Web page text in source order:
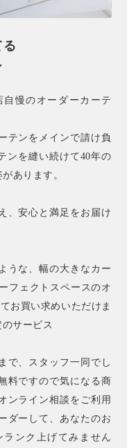
慢のオーダーカーテ
テンをメインで請け負
ンを縫い続けて40年の
あります。
、安心と満足をお届け
うな、幅の大きなカー
フェクトスペースのオ
お買い求めいただけま
サービス
で、スタッフ一同でし
料ですので気になる商
ンライン相談をご利用
ダーして、あなたのお
ンク上げてみません